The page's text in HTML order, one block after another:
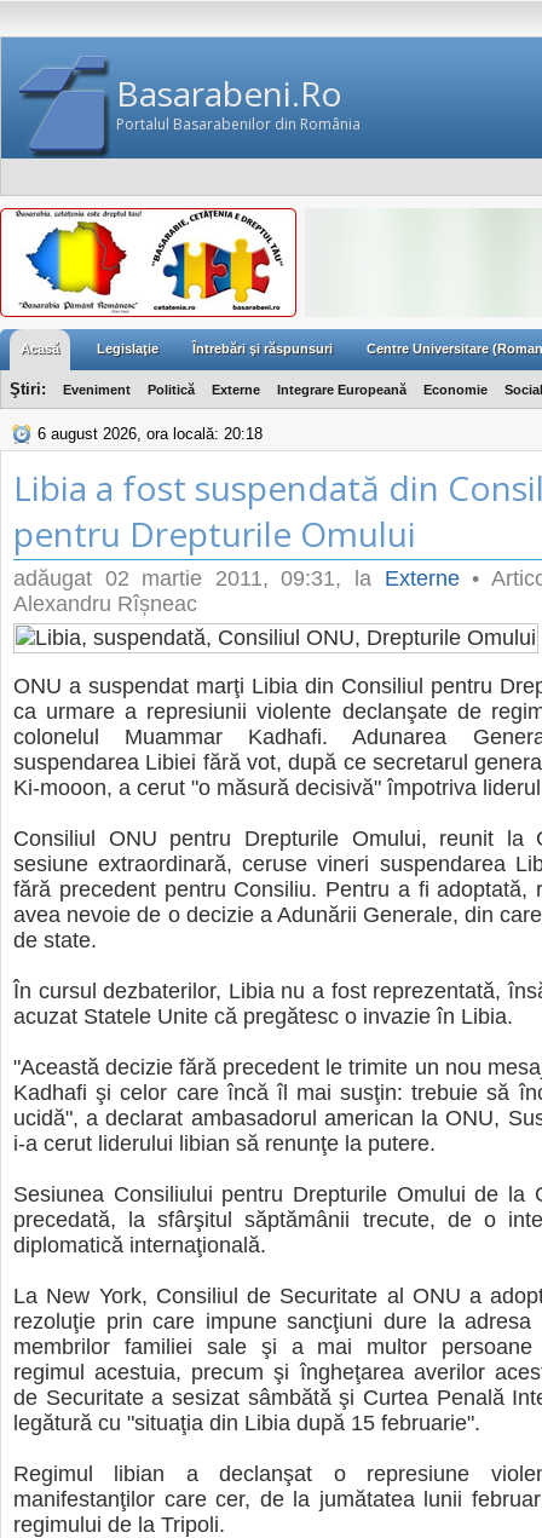
Basarabeni.Ro
Portalul Basarabenilor din România
Acasă Legislaţie Întrebări şi răspunsuri Centre Universitare
Ştiri: Eveniment Politică Externe Integrare Europeană Economie Social
6 august 2026, ora locală: 20:18
Libia a fost suspendată din
pentru Drepturile Omului
adăugat 02 martie 2011, 09:31, la Externe•
Alexandru Rîșneac
ONU a suspendat marţi Libia din Consiliul pentru
ca urmare a represiunii violente declanşate de
colonelul Muammar Kadhafi. Adunarea
suspendarea Libiei fără vot, după ce secretarul
Ki-mooon, a cerut "o măsură decisivă" împotriva
Consiliul ONU pentru Drepturile Omului, reunit la
sesiune extraordinară, ceruse vineri suspendarea
fără precedent pentru Consiliu. Pentru a fi adoptată,
avea nevoie de o decizie a Adunării Generale, din
de state.
În cursul dezbaterilor, Libia nu a fost reprezentată,
acuzat Statele Unite că pregătesc o invazie în Libia.
"Această decizie fără precedent le trimite un nou
Kadhafi şi celor care încă îl mai susţin: trebuie să
ucidă", a declarat ambasadorul american la ONU,
i-a cerut liderului libian să renunţe la putere.
Sesiunea Consiliului pentru Drepturile Omului de la
precedată, la sfârşitul săptămânii trecute, de o
diplomatică internaţională.
La New York, Consiliul de Securitate al ONU a
rezoluţie prin care impune sancţiuni dure la
membrilor familiei sale şi a mai multor persoane
regimul acestuia, precum şi îngheţarea averilor
de Securitate a sesizat sâmbătă şi Curtea Penală
legătură cu "situaţia din Libia după 15 februarie".
Regimul libian a declanşat o represiune
manifestanţilor care cer, de la jumătatea lunii
regimului de la Tripoli.